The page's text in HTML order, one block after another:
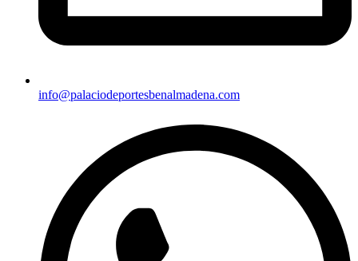
info@palaciodeportesbenalmadena.com